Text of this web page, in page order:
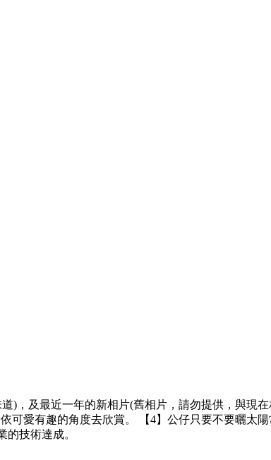
)，及最近一年的新相片(舊相片，請勿提供，與現
可愛有趣的角度去欣賞。 【4】公仔只要不要曬太
技術達成。